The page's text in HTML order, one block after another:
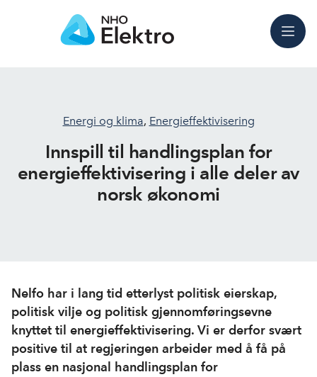
Meny
Energi og klima, Energieffektivisering
Innspill til handlingsplan for
energieffektivisering i alle deler av
norsk økonomi
Nelfo har i lang tid etterlyst politisk eierskap,
politisk vilje og politisk gjennomføringsevne
knyttet til energieffektivisering. Vi er derfor svært
positive til at regjeringen arbeider med å få på
plass en nasjonal handlingsplan for